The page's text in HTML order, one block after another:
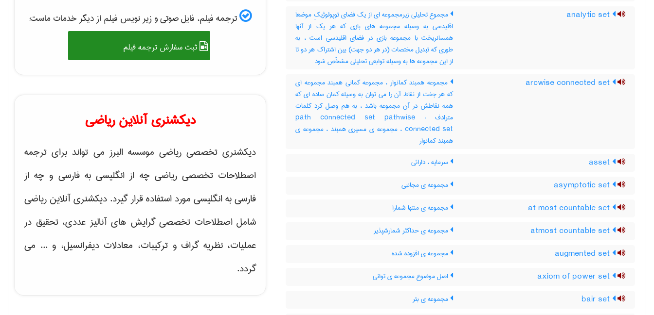
مجموع تحلیلی زیرمجموعه ای از یک فضای توپولوژیکِ موضعاَ
اقلیدسی به وسیله مجموعه های بازی که هر یک از آنها
همسانریخت با مجموعه بازی در فضای اقلیدسی است ، به
طوری که تبدیل مختصات (در هر دو جهت) بین اشتراک هر دو تا
از این مجموعه ها به وسیله توابعی تحلیلی مشخّص شود
مجموعه همبند کمانوار ، مجموعه کمانی همبند مجموعه ای
که هر جفت از نقاط آن را می توان به وسیله کمان ساده ای که
همه نقاطش در آن مجموعه باشد ، به هم وصل کرد کلمات
مترادف : path connected set pathwise
connected set ، مجموعه ی مسیری همبند ، مجموعه ی
همبند کمانوار
سرمایه ، دارائی
مجموعه ی مجانبی
مجموعه ی منتها شمارا
مجموعه ی حداکثر شمارشپذیر
مجموعه ی افزوده شده
اصل موضوع مجموعه ی توانی
مجموعه ی بئر
ترجمه فیلم، فایل صوتی و زیر نویس فیلم از دیگر خدمات ماست:
ثبت سفارش ترجمه فیلم
دیکشنری آنلاین ریاضی
دیکشنری تخصصی ریاضی موسسه البرز می تواند برای ترجمه
اصطلاحات تخصصی ریاضی چه از انگلیسی به فارسی و چه از
فارسی به انگلیسی مورد استفاده قرار گیرد. دیکشنری آنلاین ریاضی
شامل اصطلاحات تخصصی گرایش هایآنالیز عددی، تحقیق در
عملیات، نظریه گراف و تركیبات، معادلات دیفرانسیل، و ... می
گردد.